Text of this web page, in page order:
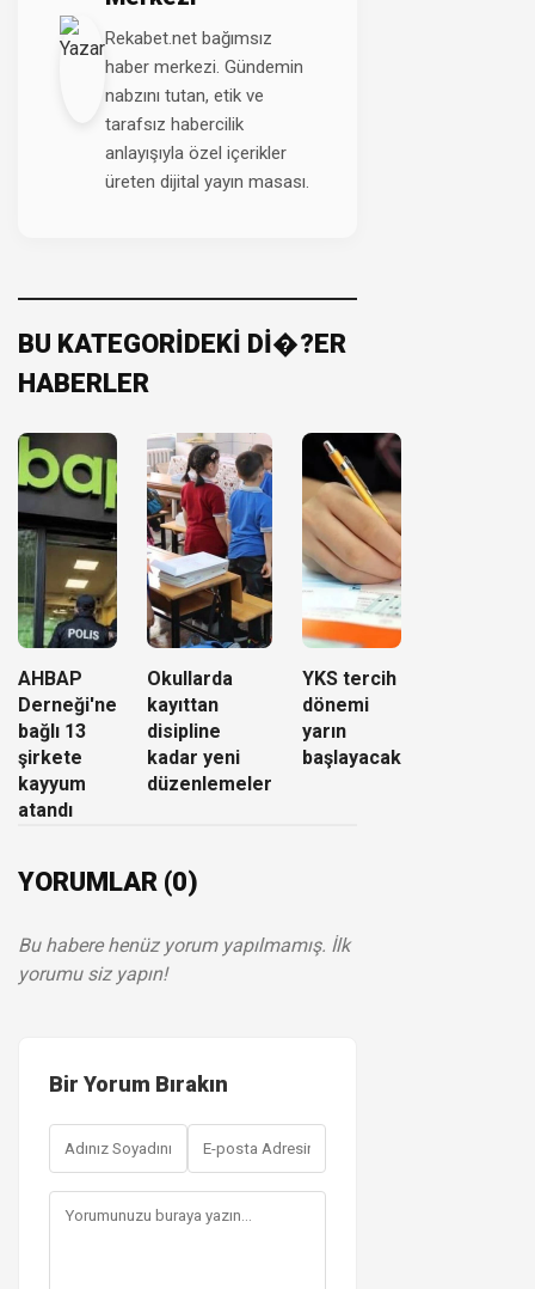
Rekabet.net bağımsız
haber merkezi. Gündemin
nabzını tutan, etik ve
tarafsız habercilik
anlayışıyla özel içerikler
üreten dijital yayın masası.
BU KATEGORİDEKİ Dİ�?ER
HABERLER
AHBAP
Derneği'ne
bağlı 13
şirkete
kayyum
atandı
Okullarda
kayıttan
disipline
kadar yeni
düzenlemeler
YKS tercih
dönemi
yarın
başlayacak
YORUMLAR (0)
Bu habere henüz yorum yapılmamış. İlk
yorumu siz yapın!
Bir Yorum Bırakın